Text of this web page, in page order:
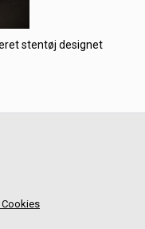
stentøj designet